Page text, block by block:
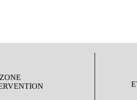
ZONE